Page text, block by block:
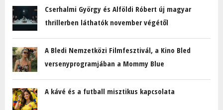
Cserhalmi György és Alföldi Róbert új magyar
thrillerben láthatók november végétől
A Bledi Nemzetközi Filmfesztivál, a Kino Bled
versenyprogramjában a Mommy Blue
A kávé és a futball misztikus kapcsolata